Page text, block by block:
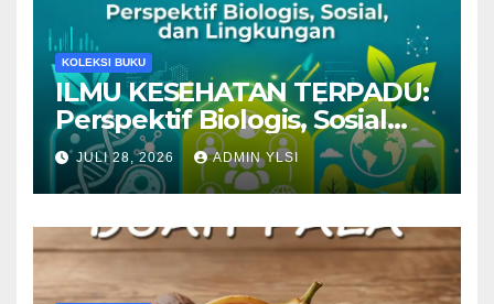
KOLEKSI BUKU
ILMU KESEHATAN TERPADU:
Perspektif Biologis, Sosial
dan Lingkungan
JULI 28, 2026 ADMIN YLSI